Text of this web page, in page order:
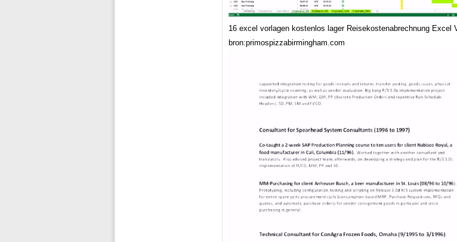
16 excel vorlagen kostenlos lager Reisekostenabrechnung Excel
bron:primospizzabirmingham.com